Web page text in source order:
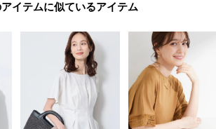
イテムに似ているアイテム